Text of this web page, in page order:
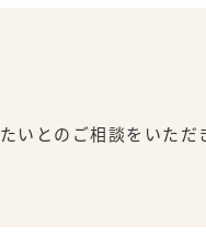
いとのご相談をいた